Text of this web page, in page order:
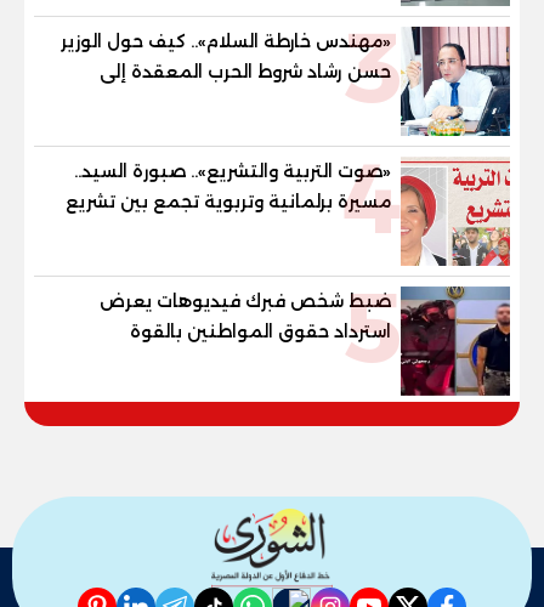
والنور للمكفوفين
3
«مهندس خارطة السلام».. كيف حول الوزير
حسن رشاد شروط الحرب المعقدة إلى
"خارطة طريق" للانسحاب والإعمار؟
4
«صوت التربية والتشريع».. صبورة السيد..
مسيرة برلمانية وتربوية تجمع بين تشريع
القوانين وصناعة الأجيال لبناء الإنسان
5
ضبط شخص فبرك فيديوهات يعرض
استرداد حقوق المواطنين بالقوة